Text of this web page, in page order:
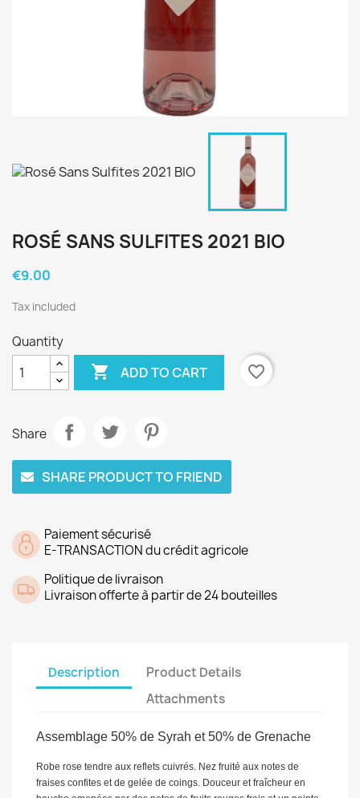
ROSÉ SANS SULFITES 2021 BIO
€9.00
Tax included
Quantity
 ADD TO CART favorite_border
Share
SHARE PRODUCT TO FRIEND
Paiement sécurisé
E-TRANSACTION du crédit agricole
Politique de livraison
Livraison offerte à partir de 24 bouteilles
Description
Product Details
Attachments
Assemblage 50% de Syrah et 50% de Grenache
Robe rose tendre aux reflets cuivrés. Nez fruité aux notes de
fraises confites et de gelée de coings. Douceur et fraîcheur en